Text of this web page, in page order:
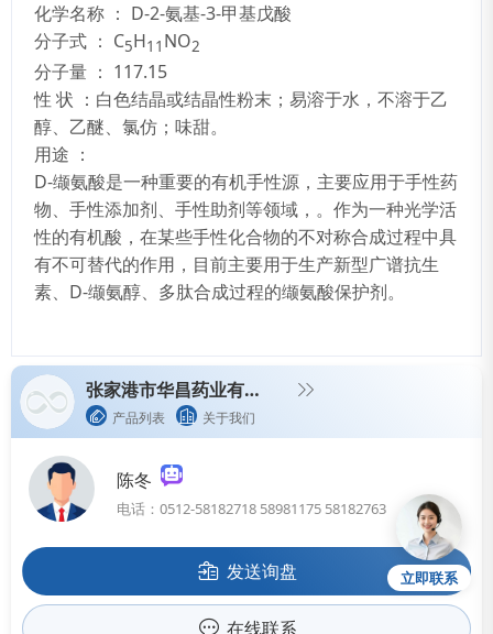
化学名称 ： D-2-氨基-3-甲基戊酸
分子式 ： C5H11 NO2
分子量 ： 117.15
性 状 ：白色结晶或结晶性粉末；易溶于水，不溶于乙
醇、乙醚、氯仿；味甜。
用途 ：
D-缬氨酸是一种重要的有机手性源，主要应用于手性药
物、手性添加剂、手性助剂等领域，。作为一种光学活
性的有机酸，在某些手性化合物的不对称合成过程中具
有不可替代的作用，目前主要用于生产新型广谱抗生
素、D-缬氨醇、多肽合成过程的缬氨酸保护剂。
张家港市华昌药业有限公司
产品列表 关于我们
陈冬
电话：0512-58182718 58981175 58182763
发送询盘
在线联系
立即联系